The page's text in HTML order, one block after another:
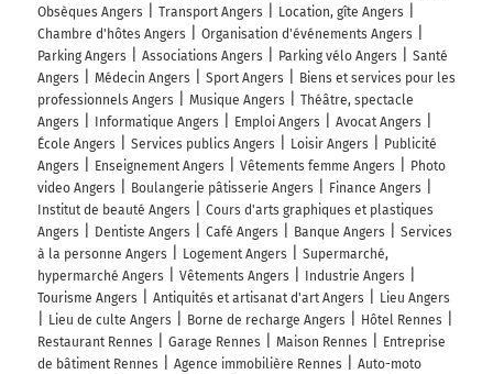
Obsèques Angers
Transport Angers
Location, gîte Angers
Chambre d'hôtes Angers
Organisation d'événements Angers
Parking Angers
Associations Angers Parking vélo Angers
Santé
Angers
Médecin Angers Sport Angers
Biens et services pour les
professionnels Angers
Musique Angers
Théâtre, spectacle
Angers
Informatique Angers Emploi Angers
Avocat Angers
École Angers
Services publics Angers Loisir Angers
Publicité
Angers
Enseignement Angers Vêtements femme Angers
Photo
video Angers
Boulangerie pâtisserie Angers
Finance Angers
Institut de beauté Angers
Cours d'arts graphiques et plastiques
Angers
Dentiste Angers Café Angers Banque Angers
Services
à la personne Angers
Logement Angers
Supermarché,
hypermarché Angers
Vêtements Angers
Industrie Angers
Tourisme Angers
Antiquités et artisanat d'art Angers
Lieu Angers
Lieu de culte Angers
Borne de recharge Angers
Hôtel Rennes
Restaurant Rennes
Garage Rennes Maison Rennes
Entreprise
de bâtiment Rennes
Agence immobilière Rennes
Auto-moto